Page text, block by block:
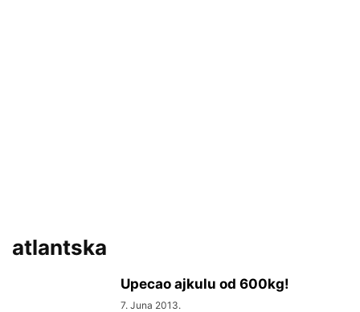
atlantska
Upecao ajkulu od 600kg!
7. Juna 2013.